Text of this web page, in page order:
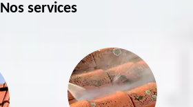
Nos services